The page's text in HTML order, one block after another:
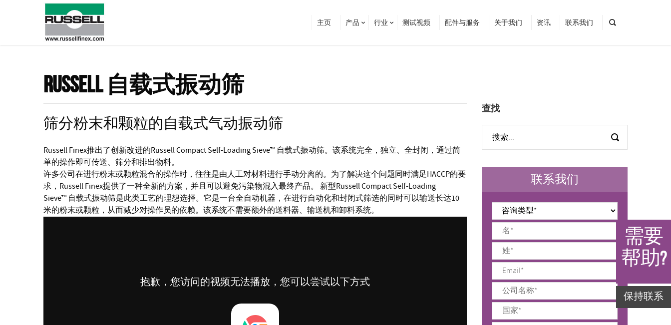
主页 产品 行业 测试视频 配件与服务 关于我们 资讯 联系我们
Russell 自载式振动筛
筛分粉末和颗粒的自载式气动振动筛
Russell Finex推出了创新改进的Russell Compact Self-Loading Sieve™ 自载式振动筛。该系统完全，独立、全封闭，通过简
单的操作即可传送、筛分和排出物料。
许多公司在进行粉末或颗粒混合的操作时，往往是由人工对材料进行手动分离的。为了解决这个问题同时满足HACCP的要
求，Russell Finex提供了一种全新的方案，并且可以避免污染物混入最终产品。 新型Russell Compact Self-Loading
Sieve™ 自载式振动筛是此类工艺的理想选择。它是一台全自动机器，在进行自动化和封闭式筛选的同时可以输送长达10
米的粉末或颗粒，从而减少对操作员的依赖。该系统不需要额外的送料器、输送机和卸料系统。
查找
需要
帮助?
保持联系
联系我们